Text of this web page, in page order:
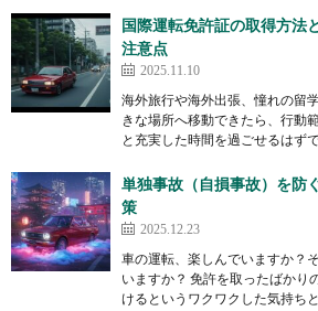
国際運転免許証の取得方法
注意点
2025.11.10
海外旅行や海外出張、憧れの留
きな場所へ移動できたら、行動
と充実した時間を過ごせるはず
単独事故（自損事故）を防
策
2025.12.23
車の運転、楽しんでいますか？
いますか？ 免許を取ったばかり
けるというワクワクした気持ち